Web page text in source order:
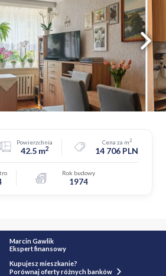
Powierzchnia
42.5 m2
Cena za m2
14 706 PLN
Rok budowy
1974
Marcin Gawlik
Ekspert finansowy
Kupujesz mieszkanie?
Porównaj oferty różnych banków